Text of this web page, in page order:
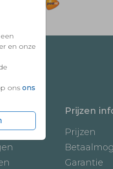
en onze
ons ons
Prijzen
Prijzen
Garantie